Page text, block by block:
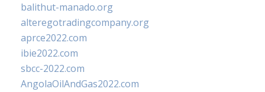
balithut-manado.org
alteregotradingcompany.org
aprce2022.com
ibie2022.com
sbcc-2022.com
AngolaOilAndGas2022.com